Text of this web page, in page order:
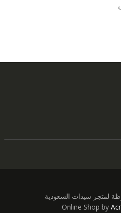
السعر
لمتجر سيدات السعودية
Online Shop by